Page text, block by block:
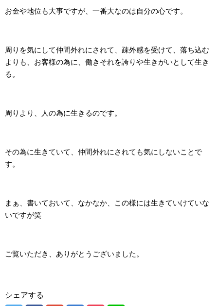
お金や地位も大事ですが、一番大なのは自分の心です。
周りを気にして仲間外れにされて、疎外感を受けて、落ち込む
よりも、お客様の為に、働きそれを誇りや生きがいとして生き
る。
周りより、人の為に生きるのです。
その為に生きていて、仲間外れにされても気にしないことで
す。
まぁ、書いておいて、なかなか、この様には生きていけていな
いですが笑
ご覧いただき、ありがとうございました。
シェアする